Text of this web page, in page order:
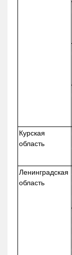
Курская
область
Ленинградская
область